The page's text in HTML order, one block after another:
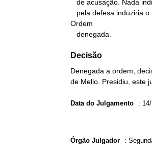
Ordem
   denegada.
Decisão
Denegada a ordem,
de Mello. Presidiu, este
Data do Julgamento :
Órgão Julgador :